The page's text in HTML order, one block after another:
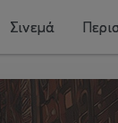
Σινεμά